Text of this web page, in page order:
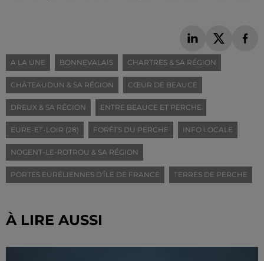
A LA UNE BONNEVALAIS CHARTRES & SA RÉGION
CHÂTEAUDUN & SA RÉGION CŒUR DE BEAUCE
DREUX & SA RÉGION ENTRE BEAUCE ET PERCHE
EURE-ET-LOIR (28) FORÊTS DU PERCHE INFO LOCALE
NOGENT-LE-ROTROU & SA RÉGION
PORTES EURÉLIENNES D'ÎLE DE FRANCE TERRES DE PERCHE
À LIRE AUSSI